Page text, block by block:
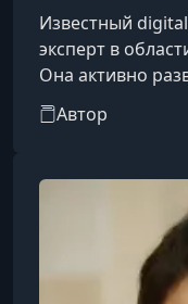
Известный
эксперт в
Она активно
цифровой
Получила
обучающих
«Коммерческий
рамках своих
обучает
Автор